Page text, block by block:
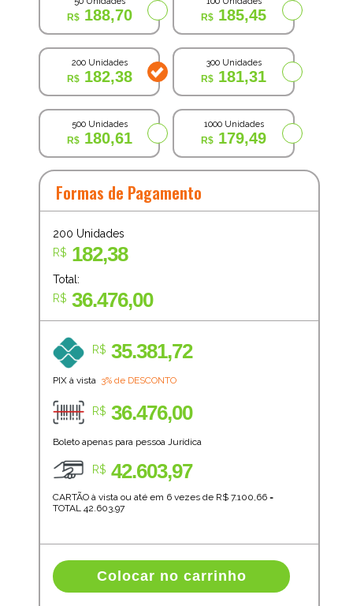
188,70 185,45
200 Unidades
182,38
300 Unidades
181,31
500 Unidades
180,61
1000 Unidades
179,49
Formas de Pagamento
200 Unidades
R$ 182,38
Total:
R$ 36.476,00
R$ 35.381,72
PIX à vista 3% de DESCONTO
R$ 36.476,00
Boleto apenas para pessoa Jurídica
R$ 42.603,97
CARTÃO à vista ou até em 6 vezes de R$ 7.100,66=
TOTAL 42.603,97
Colocar no carrinho